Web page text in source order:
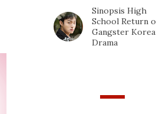
Sinopsis High
School Return
Gangster
Drama